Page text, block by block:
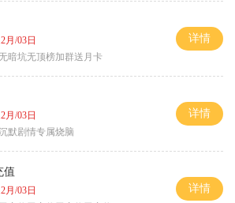
月/03日
暗坑无顶榜加群送月卡
详情
月/03日
默剧情专属烧脑
详情
值
月/03日
详情